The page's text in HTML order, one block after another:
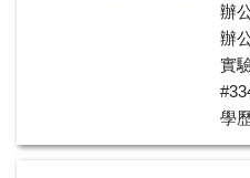
辦
辦
實
學
領